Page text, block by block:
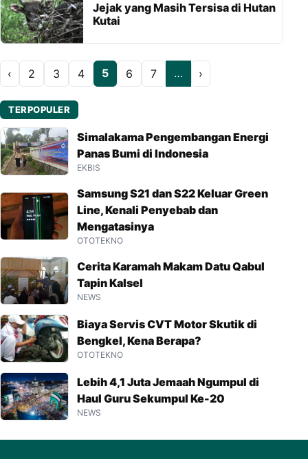
Jejak yang Masih Tersisa di Hutan
Kutai
‹ 2 3 4 5 6 7 … ›
TERPOPULER
Simalakama Pengembangan Energi
Panas Bumi di Indonesia
EKBIS
Samsung S21 dan S22 Keluar Green
Line, Kenali Penyebab dan
Mengatasinya
OTOTEKNO
Cerita Karamah Makam Datu Qabul
Tapin Kalsel
NEWS
Biaya Servis CVT Motor Skutik di
Bengkel, Kena Berapa?
OTOTEKNO
Lebih 4,1 Juta Jemaah Ngumpul di
Haul Guru Sekumpul Ke-20
NEWS